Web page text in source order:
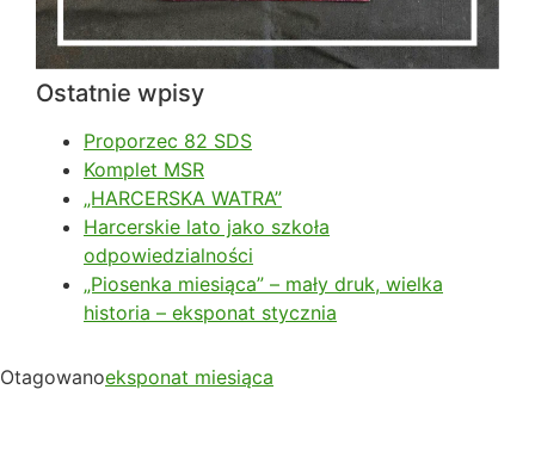
Ostatnie wpisy
Proporzec 82 SDS
Komplet MSR
„HARCERSKA WATRA”
Harcerskie lato jako szkoła
odpowiedzialności
„Piosenka miesiąca” – mały druk, wielka
historia – eksponat stycznia
Otagowanoeksponat miesiąca